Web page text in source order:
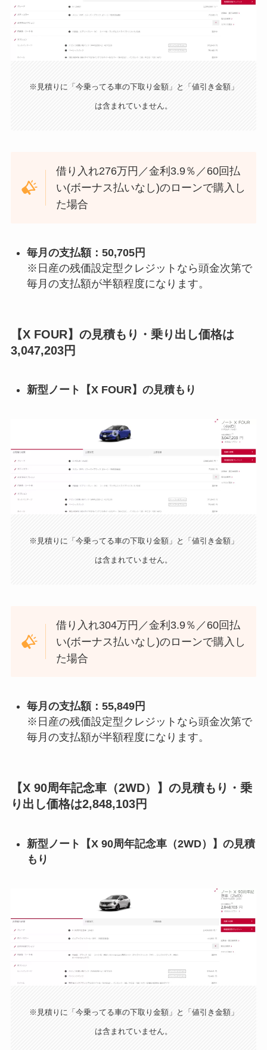
※見積りに「今乗ってる車の下取り金額」と「値引き金額」
は含まれていません。
借り入れ276万円／金利3.9％／60回払
い(ボーナス払いなし)のローンで購入し
た場合
毎月の支払額：50,705円
※日産の残価設定型クレジットなら頭金次第で
毎月の支払額が半額程度になります。
【X FOUR】の見積もり・乗り出し価格は
3,047,203円
新型ノート【X FOUR】の見積もり
※見積りに「今乗ってる車の下取り金額」と「値引き金額」
は含まれていません。
借り入れ304万円／金利3.9％／60回払
い(ボーナス払いなし)のローンで購入し
た場合
毎月の支払額：55,849円
※日産の残価設定型クレジットなら頭金次第で
毎月の支払額が半額程度になります。
【X 90周年記念車（2WD）】の見積もり・乗
り出し価格は2,848,103円
新型ノート【X 90周年記念車（2WD）
】の見積
もり
※見積りに「今乗ってる車の下取り金額」と「値引き金額」
は含まれていません。